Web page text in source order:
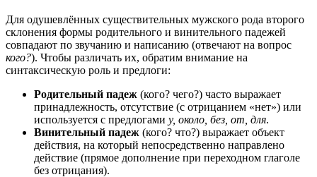
Для одушевлённых существительных мужского рода второго
склонения формы родительного и винительного падежей
совпадают по звучанию и написанию (отвечают на вопрос
кого?). Чтобы различать их, обратим внимание на
синтаксическую роль и предлоги:
Родительный падеж (кого? чего?) часто выражает
принадлежность, отсутствие (с отрицанием «нет») или
используется с предлогами у, около, без, от, для.
Винительный падеж (кого? что?) выражает объект
действия, на который непосредственно направлено
действие (прямое дополнение при переходном глаголе
без отрицания).